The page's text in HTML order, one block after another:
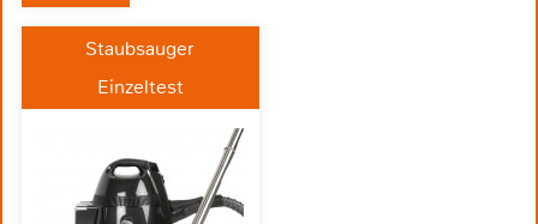
Staubsauger
Einzeltest